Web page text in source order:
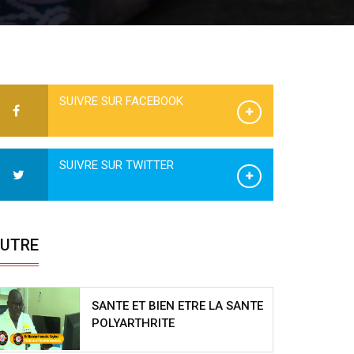
SUIVRE SUR FACEBOOK
SUIVRE SUR TWITTER
SANTE ET BIEN ETRE LA SANTE
POLYARTHRITE